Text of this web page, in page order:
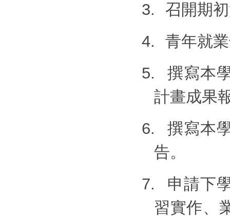
3. 召開期
4. 青年就
5.
撰寫本
計畫成果
6.
撰寫本
告。
7.
申請下
習實作、